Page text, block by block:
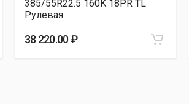
385/55R22.5 160K 18PR TL
Рулевая
38 220.00 ₽